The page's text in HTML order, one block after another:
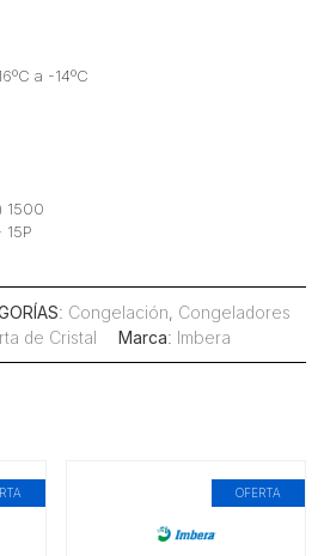
a -14ºC
1500
: Congelación, Congeladores
de Cristal Marca: Imbera
OFERTA